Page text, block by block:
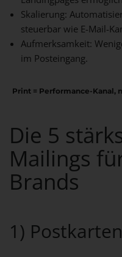
Skalierung:
steuerbar wie E-Mail-
Aufmerksamkeit:
im Posteingang.
Print = Performance-Kanal,
Die 5
Mailings
Brands
1)